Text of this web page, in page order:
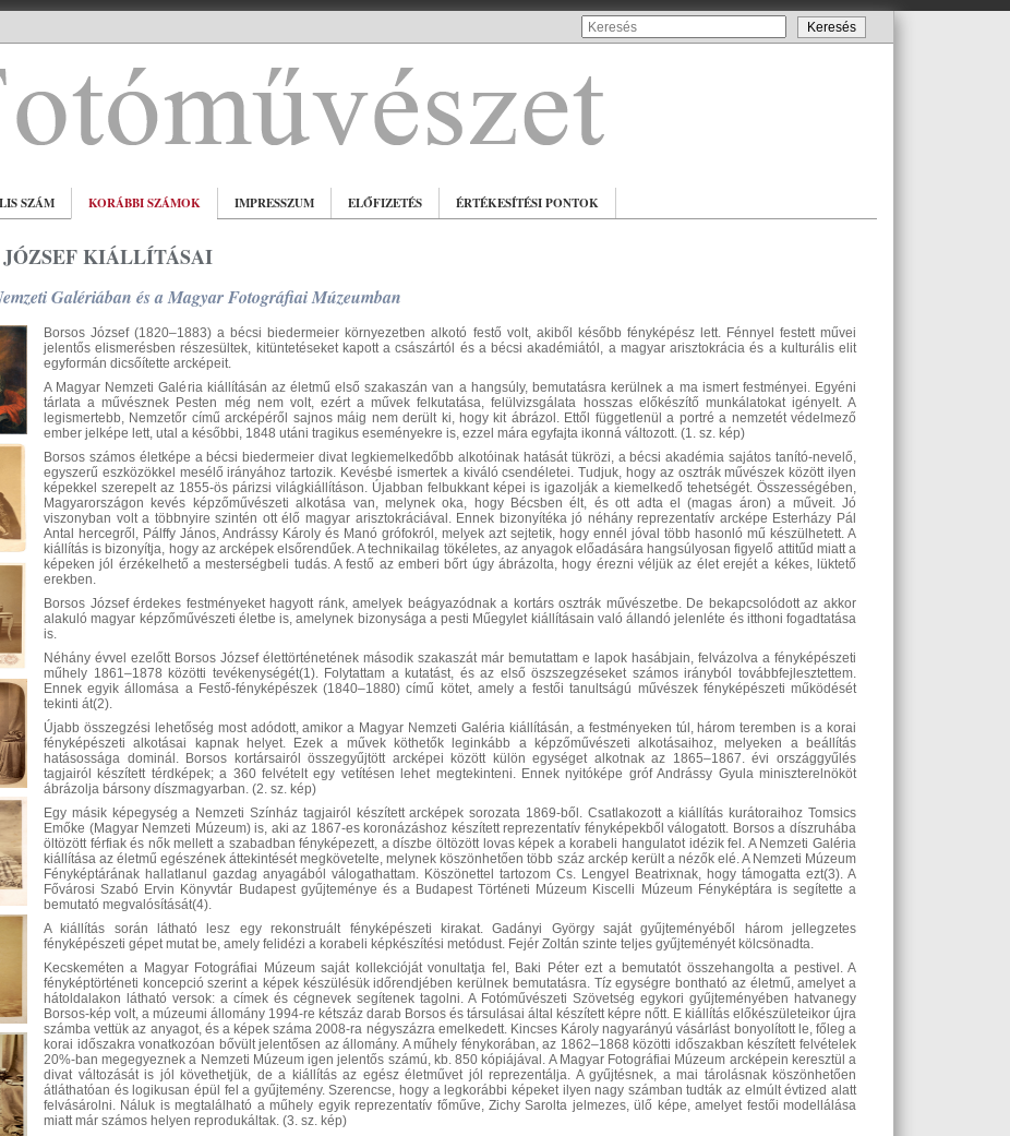
SZÁM KORÁBBI SZÁMOK IMPRESSZUM ELŐFIZETÉS ÉRTÉKESÍTÉSI PONTOK
JÓZSEF KIÁLLÍTÁSAI
Galériában és a Magyar Fotográfiai Múzeumban
Borsos József (1820–1883) a bécsi biedermeier környezetben alkotó festő volt, akiből később fényképész lett. Fénnyel festett művei
jelentős elismerésben részesültek, kitüntetéseket kapott a császártól és a bécsi akadémiától, a magyar arisztokrácia és a kulturális elit
egyformán dicsőítette arcképeit.
A Magyar Nemzeti Galéria kiállításán az életmű első szakaszán van a hangsúly, bemutatásra kerülnek a ma ismert festményei. Egyéni
tárlata a művésznek Pesten még nem volt, ezért a művek felkutatása, felülvizsgálata hosszas előkészítő munkálatokat igényelt. A
legismertebb, Nemzetőr című arcképéről sajnos máig nem derült ki, hogy kit ábrázol. Ettől függetlenül a portré a nemzetét védelmező
ember jelképe lett, utal a későbbi, 1848 utáni tragikus eseményekre is, ezzel mára egyfajta ikonná változott. (1. sz. kép)
Borsos számos életképe a bécsi biedermeier divat legkiemelkedőbb alkotóinak hatását tükrözi, a bécsi akadémia sajátos tanító-nevelő,
egyszerű eszközökkel mesélő irányához tartozik. Kevésbé ismertek a kiváló csendéletei. Tudjuk, hogy az osztrák művészek között ilyen
képekkel szerepelt az 1855-ös párizsi világkiállításon. Újabban felbukkant képei is igazolják a kiemelkedő tehetségét. Összességében,
Magyarországon kevés képzőművészeti alkotása van, melynek oka, hogy Bécsben élt, és ott adta el (magas áron) a műveit. Jó
viszonyban volt a többnyire szintén ott élő magyar arisztokráciával. Ennek bizonyítéka jó néhány reprezentatív arcképe Esterházy Pál
Antal hercegről, Pálffy János, Andrássy Károly és Manó grófokról, melyek azt sejtetik, hogy ennél jóval több hasonló mű készülhetett. A
kiállítás is bizonyítja, hogy az arcképek elsőrendűek. A technikailag tökéletes, az anyagok előadására hangsúlyosan figyelő attitűd miatt a
képeken jól érzékelhető a mesterségbeli tudás. A festő az emberi bőrt úgy ábrázolta, hogy érezni véljük az élet erejét a kékes, lüktető
erekben.
Borsos József érdekes festményeket hagyott ránk, amelyek beágyazódnak a kortárs osztrák művészetbe. De bekapcsolódott az akkor
alakuló magyar képzőművészeti életbe is, amelynek bizonysága a pesti Műegylet kiállításain való állandó jelenléte és itthoni fogadtatása
is.
Néhány évvel ezelőtt Borsos József élettörténetének második szakaszát már bemutattam e lapok hasábjain, felvázolva a fényképészeti
műhely 1861–1878 közötti tevékenységét(1). Folytattam a kutatást, és az első öszszegzéseket számos irányból továbbfejlesztettem.
Ennek egyik állomása a Festő-fényképészek (1840–1880) című kötet, amely a festői tanultságú művészek fényképészeti működését
tekinti át(2).
Újabb összegzési lehetőség most adódott, amikor a Magyar Nemzeti Galéria kiállításán, a festményeken túl, három teremben is a korai
fényképészeti alkotásai kapnak helyet. Ezek a művek köthetők leginkább a képzőművészeti alkotásaihoz, melyeken a beállítás
hatásossága dominál. Borsos kortársairól összegyűjtött arcképei között külön egységet alkotnak az 1865–1867. évi országgyűlés
tagjairól készített térdképek; a 360 felvételt egy vetítésen lehet megtekinteni. Ennek nyitóképe gróf Andrássy Gyula miniszterelnököt
ábrázolja bársony díszmagyarban. (2. sz. kép)
Egy másik képegység a Nemzeti Színház tagjairól készített arcképek sorozata 1869-ből. Csatlakozott a kiállítás kurátoraihoz Tomsics
Emőke (Magyar Nemzeti Múzeum) is, aki az 1867-es koronázáshoz készített reprezentatív fényképekből válogatott. Borsos a díszruhába
öltözött férfiak és nők mellett a szabadban fényképezett, a díszbe öltözött lovas képek a korabeli hangulatot idézik fel. A Nemzeti Galéria
kiállítása az életmű egészének áttekintését megkövetelte, melynek köszönhetően több száz arckép került a nézők elé. A Nemzeti Múzeum
Fényképtárának hallatlanul gazdag anyagából válogathattam. Köszönettel tartozom Cs. Lengyel Beatrixnak, hogy támogatta ezt(3). A
Fővárosi Szabó Ervin Könyvtár Budapest gyűjteménye és a Budapest Történeti Múzeum Kiscelli Múzeum Fényképtára is segítette a
bemutató megvalósítását(4).
A kiállítás során látható lesz egy rekonstruált fényképészeti kirakat. Gadányi György saját gyűjteményéből három jellegzetes
fényképészeti gépet mutat be, amely felidézi a korabeli képkészítési metódust. Fejér Zoltán szinte teljes gyűjteményét kölcsönadta.
Kecskeméten a Magyar Fotográfiai Múzeum saját kollekcióját vonultatja fel, Baki Péter ezt a bemutatót összehangolta a pestivel. A
fényképtörténeti koncepció szerint a képek készülésük időrendjében kerülnek bemutatásra. Tíz egységre bontható az életmű, amelyet a
hátoldalakon látható versok: a címek és cégnevek segítenek tagolni. A Fotóművészeti Szövetség egykori gyűjteményében hatvanegy
Borsos-kép volt, a múzeumi állomány 1994-re kétszáz darab Borsos és társulásai által készített képre nőtt. E kiállítás előkészületeikor újra
számba vettük az anyagot, és a képek száma 2008-ra négyszázra emelkedett. Kincses Károly nagyarányú vásárlást bonyolított le, főleg a
korai időszakra vonatkozóan bővült jelentősen az állomány. A műhely fénykorában, az 1862–1868 közötti időszakban készített felvételek
20%-ban megegyeznek a Nemzeti Múzeum igen jelentős számú, kb. 850 kópiájával. A Magyar Fotográfiai Múzeum arcképein keresztül a
divat változását is jól követhetjük, de a kiállítás az egész életművet jól reprezentálja. A gyűjtésnek, a mai tárolásnak köszönhetően
átláthatóan és logikusan épül fel a gyűjtemény. Szerencse, hogy a legkorábbi képeket ilyen nagy számban tudták az elmúlt évtized alatt
felvásárolni. Náluk is megtalálható a műhely egyik reprezentatív főműve, Zichy Sarolta jelmezes, ülő képe, amelyet festői modellálása
miatt már számos helyen reprodukáltak. (3. sz. kép)